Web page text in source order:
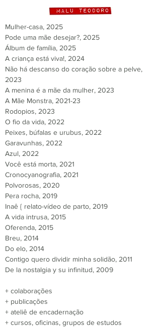
Mulher-casa, 2025
Pode uma mãe desejar?, 2025
Álbum de família, 2025
A criança está viva!, 2024
Não há descanso do coração sobre a pelve,
2023
A menina é a mãe da mulher, 2023
A Mãe Monstra, 2021-23
Rodopios, 2023
O fio da vida, 2022
Peixes, búfalas e urubus, 2022
Garavunhas, 2022
Azul, 2022
Você está morta, 2021
Cronocyanografia, 2021
Polvorosas, 2020
Pera rocha, 2019
Inaê { relato-vídeo de parto, 2019
A vida intrusa, 2015
Oferenda, 2015
Breu, 2014
Do elo, 2014
Contigo quero dividir minha solidão, 2011
De la nostalgia y su infinitud, 2009
+ colaborações
+ publicações
+ ateliê de encadernação
+ cursos, oficinas, grupos de estudos